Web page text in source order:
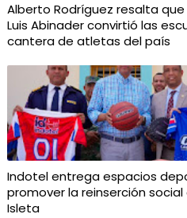
Alberto Rodríguez resalta
Luis Abinader convirtió las
cantera de atletas del país
Indotel entrega espacios
promover la reinserción
Isleta